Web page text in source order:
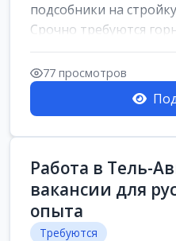
подсобники на
Срочно требуются
77 просмотров
Работа в Тель-
вакансии для
опыта
Требуются